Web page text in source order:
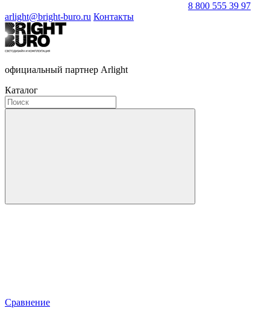
8 800 555 39 97
arlight@bright-buro.ru Контакты
официальный партнер Arlight
Каталог
Сравнение